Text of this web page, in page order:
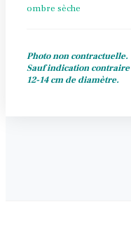
ombre sèche
Photo non contractuelle.
Sauf indication contraire
12-14 cm de diamètre.